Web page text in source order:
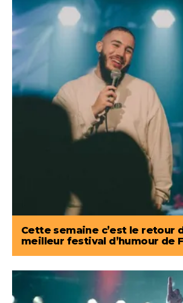
Cette semaine c’est le retour
meilleur festival d’humour de